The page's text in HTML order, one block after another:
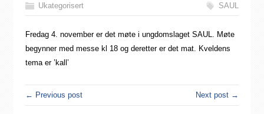
Ukategorisert SAUL
Fredag 4. november er det møte i ungdomslaget SAUL. Møte
begynner med messe kl 18 og deretter er det mat. Kveldens
tema er ’kall’
← Previous post Next post →